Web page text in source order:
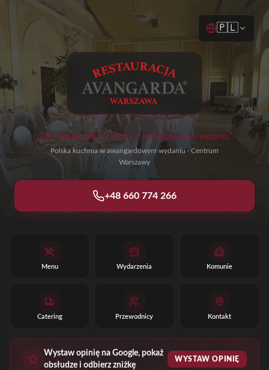
🇵🇱
„Zasmakuj w polskiej kuchni w awangardowym wydaniu."
Polska kuchnia w awangardowym wydaniu · Centrum
Warszawy
+48 660 774 266
Menu Wydarzenia Komunie
Catering Przewodnicy Kontakt
Wystaw opinię na Google, pokaż
obsłudze i odbierz zniżkę
WYSTAW OPINIĘ